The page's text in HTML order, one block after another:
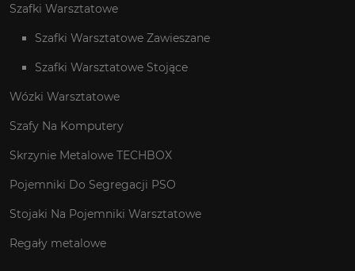
Szafki Warsztatowe
Szafki Warsztatowe Zawieszane
Szafki Warsztatowe Stojące
Wózki Warsztatowe
Szafy Na Komputery
Skrzynie Metalowe TECHBOX
Pojemniki Do Segregacji PSO
Stojaki Na Pojemniki Warsztatowe
Regały metalowe